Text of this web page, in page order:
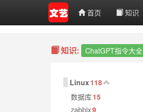
首页 知识
知识: ChatGPT指令大全
Linux118
数据库15
zabbix9